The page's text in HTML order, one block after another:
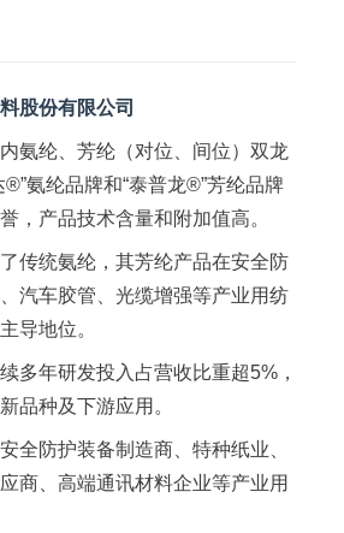
股份有限公司
氨纶、芳纶（对位、间位）双龙
®”氨纶品牌和“泰普龙®”芳纶品牌
，产品技术含量和附加值高。
传统氨纶，其芳纶产品在安全防
汽车胶管、光缆增强等产业用纺
导地位。
多年研发投入占营收比重超5%，
品种及下游应用。
全防护装备制造商、特种纸业、
商、高端通讯材料企业等产业用